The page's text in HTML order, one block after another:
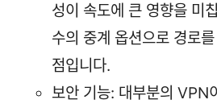
성이 속도에 큰 영향을 미
수의 중계 옵션으로 경로
점입니다.
보안 기능: 대부분의 VPN